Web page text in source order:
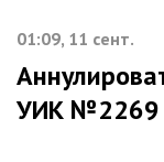
01:09, 11 сент.
УИК №2269